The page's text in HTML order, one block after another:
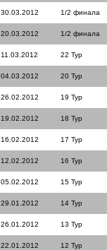
30.03.2012 1/2 финала
20.03.2012 1/2 финала
11.03.2012 22 Тур
04.03.2012 20 Тур
26.02.2012 19 Тур
19.02.2012 18 Тур
16.02.2012 17 Тур
12.02.2012 16 Тур
05.02.2012 15 Тур
29.01.2012 14 Тур
26.01.2012 13 Тур
22.01.2012 12 Тур